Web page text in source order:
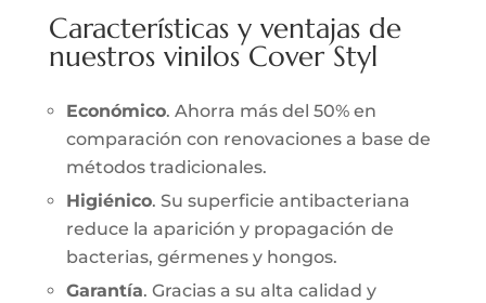
Características y ventajas de
nuestros vinilos Cover Styl
Económico. Ahorra más del 50% en
comparación con renovaciones a base de
métodos tradicionales.
Higiénico. Su superficie antibacteriana
reduce la aparición y propagación de
bacterias, gérmenes y hongos.
Garantía. Gracias a su alta calidad y